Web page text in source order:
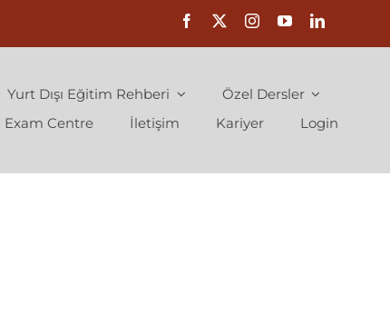
Yurt Dışı Eğitim Rehberi
Özel Dersler
Exam Centre İletişim Kariyer Login